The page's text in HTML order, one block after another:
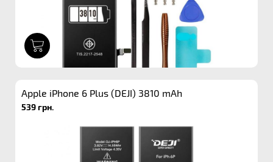
Apple iPhone 6 Plus (DEJI) 3810 mAh
539 грн.